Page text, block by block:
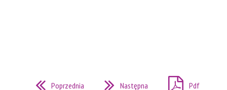
Poprzednia Następna Pdf